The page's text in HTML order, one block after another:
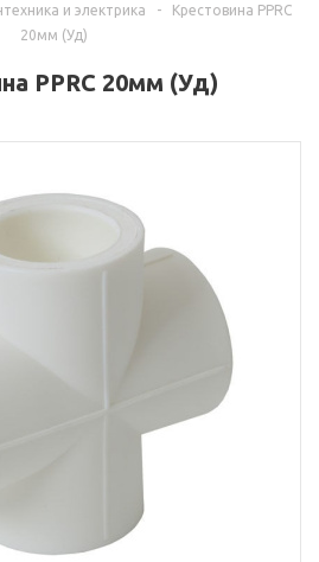
и электрика -
Крестовина PPRC
20мм (Уд)
PPRC 20мм (Уд)